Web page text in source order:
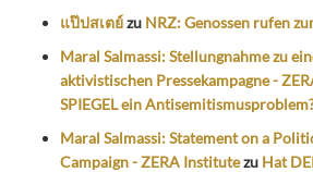
แป๊ปสเตย์zu NRZ: Genossen rufen
Maral Salmassi: Stellungnahme zu
aktivistischen Pressekampagne -
SPIEGEL ein
Maral Salmassi: Statement on a
Campaign - ZERA Institutezu Hat